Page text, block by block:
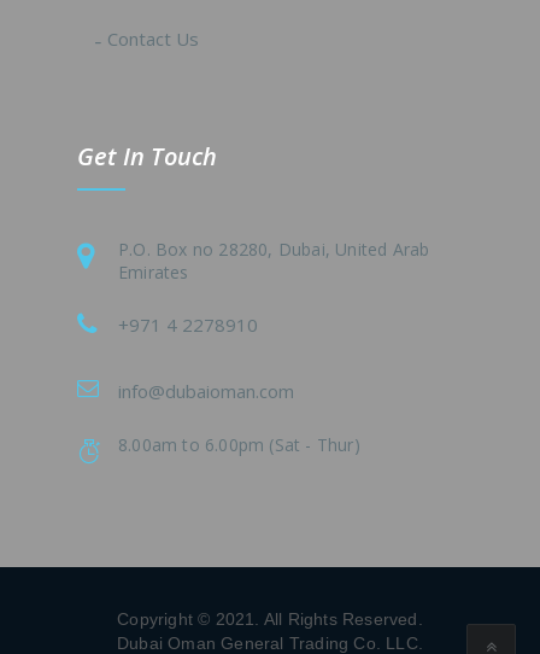
Contact Us
Get In Touch
P.O. Box no 28280, Dubai, United Arab
Emirates
+971 4 2278910
info@dubaioman.com
8.00am to 6.00pm (Sat - Thur)
Copyright © 2021. All Rights Reserved.
Dubai Oman General Trading Co. LLC.